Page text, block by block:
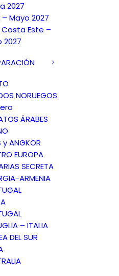
2027
– Mayo 2027
Costa Este –
2027
NORUEGOS
ÁRABES
y ANGKOR
EUROPA
SECRETA
ARMENIA
– ITALIA
DEL SUR